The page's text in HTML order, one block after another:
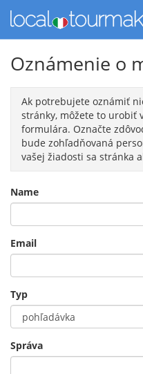
Oznámenie o
Ak potrebujete oznámiť
stránky, môžete to urobiť
formulára. Označte
bude zohľadňovaná
vašej žiadosti sa stránka
Name
Email
Typ
Správa